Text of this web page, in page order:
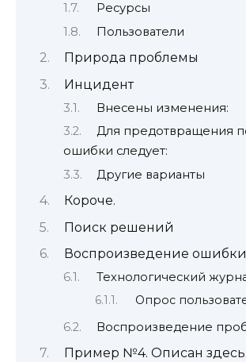
Ресурсы
Пользователи
Природа проблемы
Инцидент
Внесены изменения:
Для предотвращения
ошибки следует:
Другие варианты
Короче.
Поиск решений
Воспроизведение ошибки
Технологический
Опрос
Воспроизведение
Пример №4. Описан здесь.